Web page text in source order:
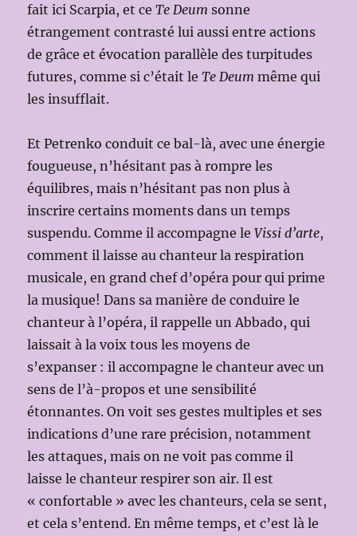
fait ici Scarpia, et ceTe Deum sonne
étrangement contrasté lui aussi entre actions
de grâce et évocation parallèle des turpitudes
futures, comme si c’était leTe Deum même qui
les insufflait.
Et Petrenko conduit ce bal-là, avec une énergie
fougueuse, n’hésitant pas à rompre les
équilibres, mais n’hésitant pas non plus à
inscrire certains moments dans un temps
suspendu. Comme il accompagne leVissi d’arte,
comment il laisse au chanteur la respiration
musicale, en grand chef d’opéra pour qui prime
la musique! Dans sa manière de conduire le
chanteur à l’opéra, il rappelle un Abbado, qui
laissait à la voix tous les moyens de
s’expanser : il accompagne le chanteur avec un
sens de l’à-propos et une sensibilité
étonnantes. On voit ses gestes multiples et ses
indications d’une rare précision, notamment
les attaques, mais on ne voit pas comme il
laisse le chanteur respirer son air. Il est
« confortable » avec les chanteurs, cela se sent,
et cela s’entend. En même temps, et c’est là le